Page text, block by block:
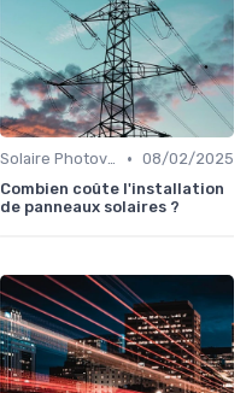
Solaire Photovoltaïque et Thermique • 08/02/2025
Combien coûte l'installation
de panneaux solaires ?